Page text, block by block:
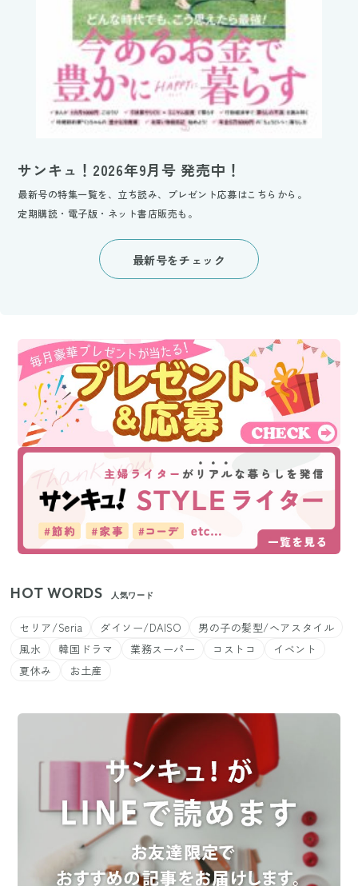
サンキュ！2026年9月号 発売中！
最新号の特集一覧を、立ち読み、プレゼント応募はこちらから。
定期購読・電子版・ネット書店販売も。
最新号をチェック
HOT WORDS 人気ワード
セリア/Seria ダイソー/DAISO
男の子の髪型/ヘアスタイル
風水
韓国ドラマ 業務スーパー コストコ
イベント
夏休み
お土産